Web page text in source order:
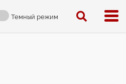
Темный режим